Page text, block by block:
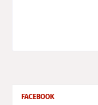
FACEBOOK